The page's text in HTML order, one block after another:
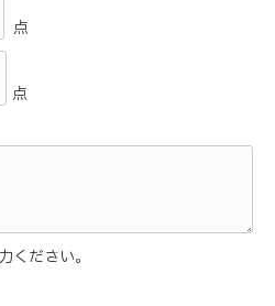
点
点
ださい。